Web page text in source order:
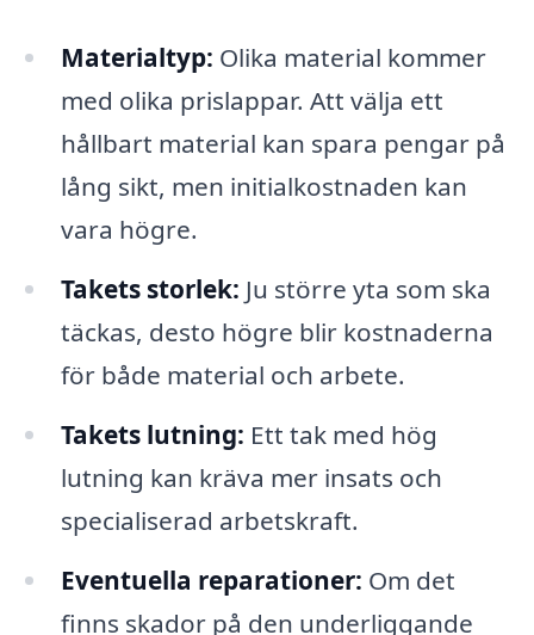
Materialtyp: Olika material kommer
med olika prislappar. Att välja ett
hållbart material kan spara pengar på
lång sikt, men initialkostnaden kan
vara högre.
Takets storlek: Ju större yta som ska
täckas, desto högre blir kostnaderna
för både material och arbete.
Takets lutning: Ett tak med hög
lutning kan kräva mer insats och
specialiserad arbetskraft.
Eventuella reparationer: Om det
finns skador på den underliggande